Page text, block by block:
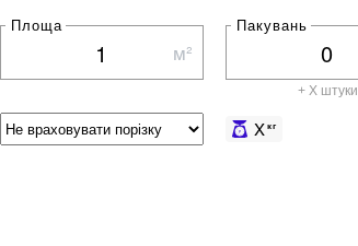
Площа
м²
Пакувань
+ X штуки
Xкг